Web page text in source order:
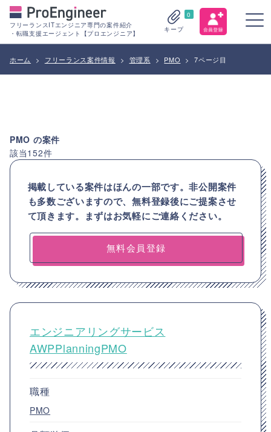
フリーランスITエンジニア専門の案件紹介
・転職支援エージェント【プロエンジニア】
0
キープ
ホーム > フリーランス案件情報 > 管理系 > PMO > 7ページ目
PMO の案件
該当152件
掲載している案件はほんの一部です。非公開案件
も多数ございますので、無料登録後にご提案させ
て頂きます。まずはお気軽にご連絡ください。
無料会員登録
エンジニアリングサービス
AWPPlanningPMO
職種
PMO